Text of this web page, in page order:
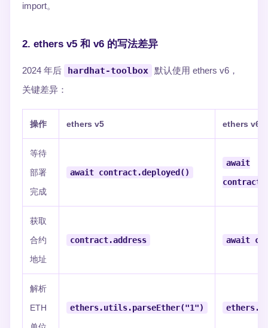
import。
2. ethers v5 和 v6 的写法差异
2024 年后 hardhat-toolbox 默认使用 ethers v6，
关键差异：
操作 ethers v5 ethers v6
等待
部署
完成
await contract.deployed()
await
获取
合约
地址
contract.address await
解析
ETH
ethers.utils.parseEther("1")